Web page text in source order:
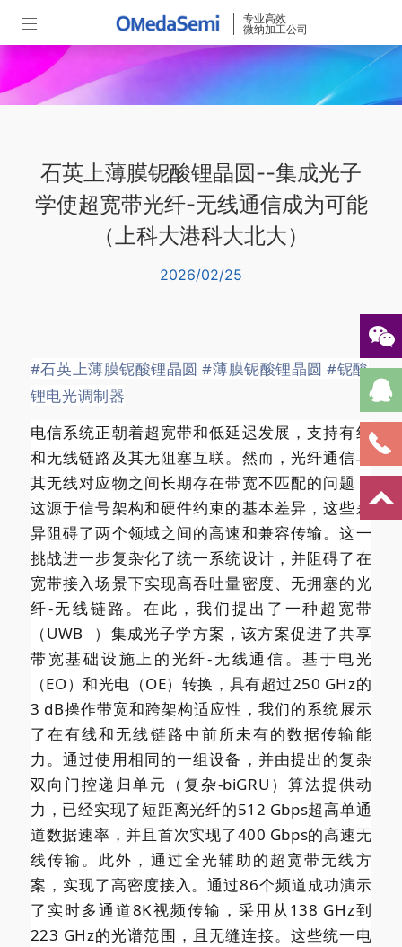
专业高效
微纳加工公司
石英上薄膜铌酸锂晶圆--集成光子
学使超宽带光纤-无线通信成为可能
（上科大港科大北大）
2026/02/25
#石英上薄膜铌酸锂晶圆 #薄膜铌酸锂晶圆 #铌酸
锂电光调制器
电信系统正朝着超宽带和低延迟发展，支持有线
和无线链路及其无阻塞互联。然而，光纤通信与
其无线对应物之间长期存在带宽不匹配的问题，
这源于信号架构和硬件约束的基本差异，这些差
异阻碍了两个领域之间的高速和兼容传输。这一
挑战进一步复杂化了统一系统设计，并阻碍了在
宽带接入场景下实现高吞吐量密度、无拥塞的光
纤-无线链路。在此，我们提出了一种超宽带
（UWB
）集成光子学方案，该方案促进了共享
带宽基础设施上的光纤-无线通信。基于电光
（EO）和光电（OE）转换，具有超过250 GHz的
3 dB操作带宽和跨架构适应性，我们的系统展示
了在有线和无线链路中前所未有的数据传输能
力。通过使用相同的一组设备，并由提出的复杂
双向门控递归单元（复杂-biGRU）算法提供动
力，已经实现了短距离光纤的512 Gbps超高单通
道数据速率，并且首次实现了400 Gbps的高速无
线传输。此外，通过全光辅助的超宽带无线方
案，实现了高密度接入。通过86个频道成功演示
了实时多通道8K视频传输，采用从138 GHz到
223 GHz的光谱范围，且无缝连接。这些统一电